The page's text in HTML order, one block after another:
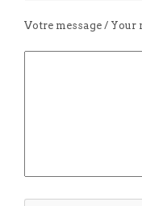
Votre message / Your